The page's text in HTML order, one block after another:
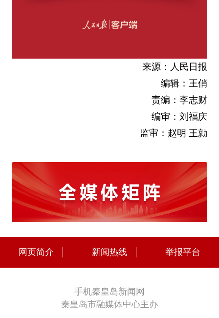
来源：人民日报
编辑：王俏
责编：李志财
编审：刘福庆
监审：赵明 王勍
网页简介 新闻热线 举报平台
手机秦皇岛新闻网
秦皇岛市融媒体中心主办